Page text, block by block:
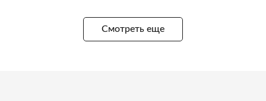
Смотреть еще